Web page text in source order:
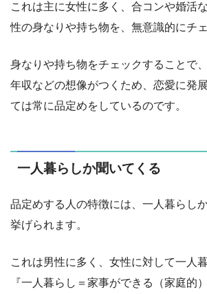
これは主に女性に多く、合コンや婚活
性の身なりや持ち物を、無意識的にチ
身なりや持ち物をチェックすることで
年収などの想像がつくため、恋愛に発
ては常に品定めをしているのです。
一人暮らしか聞いてくる
品定めする人の特徴には、一人暮らし
挙げられます。
これは男性に多く、女性に対して一人
『一人暮らし＝家事ができる（家庭的